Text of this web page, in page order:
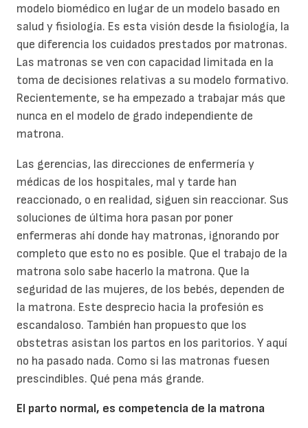
modelo biomédico en lugar de un modelo basado en
salud y fisiología. Es esta visión desde la fisiología, la
que diferencia los cuidados prestados por matronas.
Las matronas se ven con capacidad limitada en la
toma de decisiones relativas a su modelo formativo.
Recientemente, se ha empezado a trabajar más que
nunca en el modelo de grado independiente de
matrona.
Las gerencias, las direcciones de enfermería y
médicas de los hospitales, mal y tarde han
reaccionado, o en realidad, siguen sin reaccionar. Sus
soluciones de última hora pasan por poner
enfermeras ahí donde hay matronas, ignorando por
completo que esto no es posible. Que el trabajo de la
matrona solo sabe hacerlo la matrona. Que la
seguridad de las mujeres, de los bebés, dependen de
la matrona. Este desprecio hacia la profesión es
escandaloso. También han propuesto que los
obstetras asistan los partos en los paritorios. Y aquí
no ha pasado nada. Como si las matronas fuesen
prescindibles. Qué pena más grande.
El parto normal, es competencia de la matrona